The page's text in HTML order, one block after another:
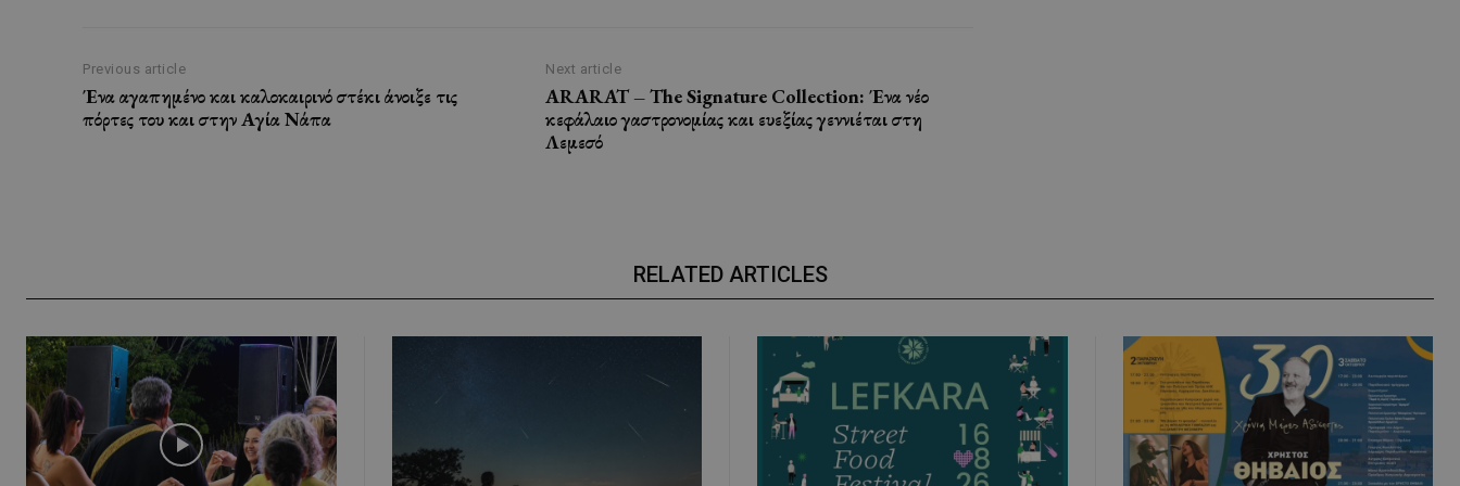
Previous article
Ένα αγαπημένο και καλοκαιρινό στέκι άνοιξε τις
πόρτες του και στην Αγία Νάπα
Next article
ARARAT – The Signature Collection: Ένα νέο
κεφάλαιο γαστρονομίας και ευεξίας γεννιέται στη
Λεμεσό
RELATED ARTICLES